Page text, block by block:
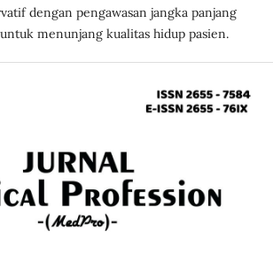
dengan pengawasan jangka panjang
menunjang kualitas hidup pasien.